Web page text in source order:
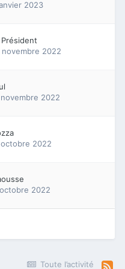
2023
Président
novembre 2022
2022
2022
2022
Toute l’activité